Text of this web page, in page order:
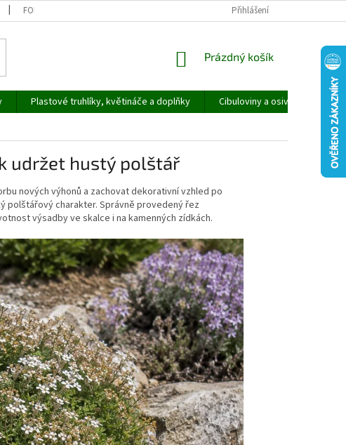
FORMULÁŘ PRO UPLATNĚNÍ REKLAMACE REKLAMAČNÍ ŘÁD
Přihlášení
NÁKUPNÍ
Prázdný košík
Plastové truhlíky, květináče a doplňky Cibuloviny a osivo
udržet hustý polštář
nových výhonů a zachovat dekorativní vzhled po
polštářový charakter. Správně provedený řez
výsadby ve skalce i na kamenných zídkách.